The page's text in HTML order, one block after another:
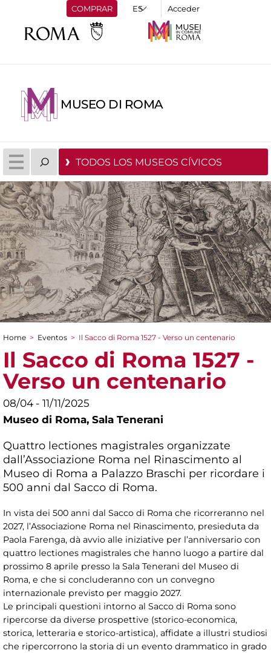
COMPRAR Acceder
MUSEO DI ROMA
TODOS LOS MUSEOS CÍVICOS
You are here
Home > Eventos > Il Sacco di Roma 1527 - Verso un centenario
Il Sacco di Roma 1527 -
Verso un centenario
08/04 - 11/11/2025
Museo di Roma, Sala Tenerani
Quattro lectiones magistrales organizzate
dall’Associazione Roma nel Rinascimento al
Museo di Roma a Palazzo Braschi per ricordare i
500 anni dal Sacco di Roma.
In vista dei 500 anni dal Sacco di Roma che ricorreranno nel
2027, l’Associazione Roma nel Rinascimento, presieduta da
Paola Farenga, dà avvio alle iniziative per l’anniversario con
quattro lectiones magistrales che hanno luogo a partire dal
prossimo 8 aprile presso la Sala Tenerani del Museo di
Roma, e che si concluderanno con un convegno
internazionale previsto per maggio 2027.
Le principali questioni intorno al Sacco di Roma sono
ripercorse da diverse prospettive (storico-economica,
storica, letteraria e storico-artistica), affidate a illustri studiosi
che ripercorrono la storia di un evento drammatico in grado